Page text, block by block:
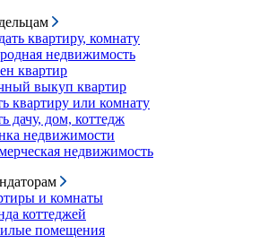
квартиру, комнату
недвижимость
квартир
выкуп квартир
квартиру или комнату
дачу, дом, коттедж
недвижимости
недвижимость
и комнаты
коттеджей
помещения